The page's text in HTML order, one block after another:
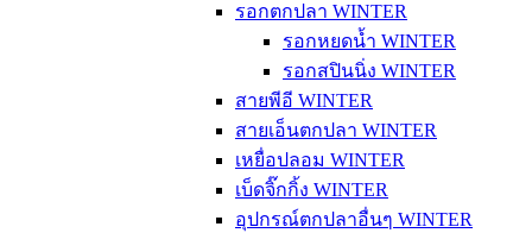
รอกตกปลา WINTER
รอกหยดน้ำ WINTER
รอกสปินนิ่ง WINTER
สายพีอี WINTER
สายเอ็นตกปลา WINTER
เหยื่อปลอม WINTER
เบ็ดจิ๊กกิ้ง WINTER
อุปกรณ์ตกปลาอื่นๆ WINTER